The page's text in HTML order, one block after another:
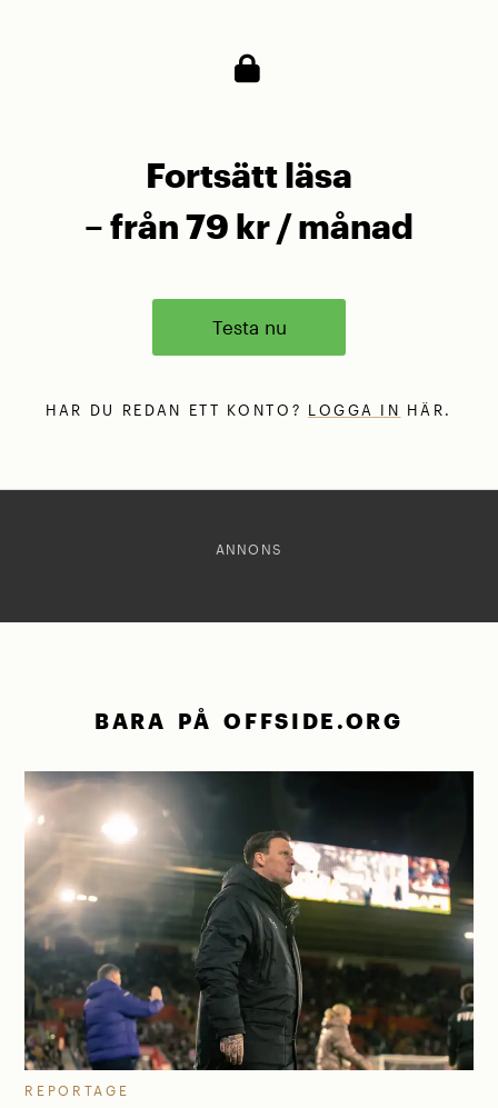
Fortsätt läsa
– från 79 kr / månad
Testa nu
HAR DU REDAN ETT KONTO? LOGGA IN HÄR.
ANNONS
BARA PÅ OFFSIDE.ORG
REPORTAGE